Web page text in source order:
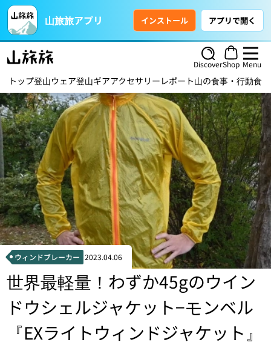
山旅旅アプリ インストール アプリで開く
DiscoverShop Menu
トップ登山ウェア登山ギアアクセサリー レポート山の食事・行動食
ウィンドブレーカー 2023.04.06
世界最軽量！わずか45gのウイン
ドウシェルジャケット−モンベル
『EXライトウィンドジャケット』